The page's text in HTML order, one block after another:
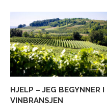
HJELP – JEG BEGYNNER I
VINBRANSJEN